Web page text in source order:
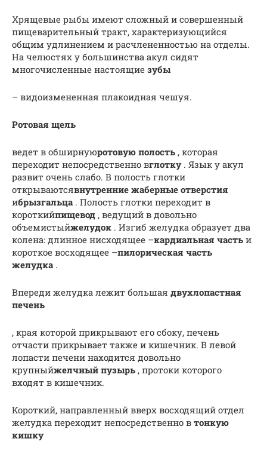
Хрящевые рыбы имеют сложный и совершенный
пищеварительный тракт, характери­зующийся
общим удлинением и расчлененностью на отделы.
На челюстях у большинства акул сидят
многочисленные настоящие зубы
– видоизмененная плакоидная чешуя.
Ротовая щель
ведет в обширнуюротовую полость , которая
переходит непосредственно вглотку. Язык у акул
развит очень слабо. В полость глотки
открываютсявнутренние жаберные отверстия
ибрызгальца . Полость глотки переходит в
короткийпищевод , ведущий в довольно
объемистыйжелудок . Изгиб желудка образует два
колена: длинное нисходя­щее –кардиальная часть и
короткое восходящее –пилорическая часть
желудка .
Впереди желудка лежит большая двухлопастная
печень
, края которой прикрывают его сбоку, печень
отчасти прикрывает также и кишечник. В левой
лопасти печени находится довольно
крупныйжелчный пузырь , протоки которого
входят в ки­шечник.
Короткий, направленный вверх восходящий отдел
желудка переходит непосредственно в тонкую
кишку